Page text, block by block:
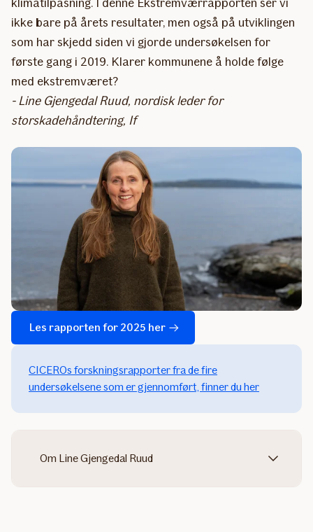
ikke bare på årets resultater, men også på utviklingen
som har skjedd siden vi gjorde undersøkelsen for
første gang i 2019. Klarer kommunene å holde følge
med ekstremværet?
- Line Gjengedal Ruud, nordisk leder for
storskadehåndtering, If
Les rapporten for 2025 her
CICEROs forskningsrapporter fra de fire
undersøkelsene som er gjennomført, finner du her
Om Line Gjengedal Ruud